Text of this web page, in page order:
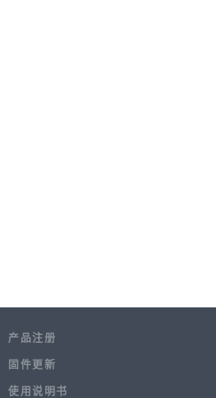
产品注册
固件更新
使用说明书